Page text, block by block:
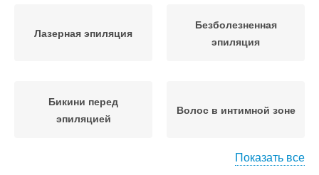
Лазерная эпиляция
Безболезненная
эпиляция
Бикини перед
эпиляцией
Волос в интимной зоне
Показать все